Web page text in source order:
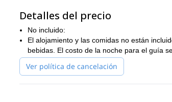
prueba
Si quieres acompañarme en esta
las Dolomitas
También puedes revisar estetour guiado de
Detalles del precio
No incluido:
El alojamiento y las comidas no están
bebidas. El costo de la noche para el guía
Ver política de cancelación